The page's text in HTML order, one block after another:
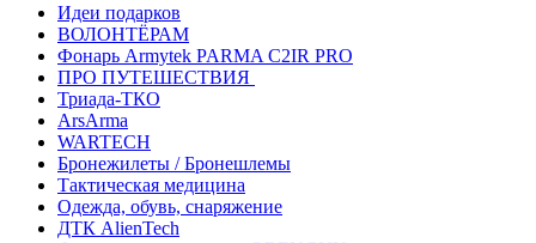
Идеи подарков
ВОЛОНТЁРАМ
Фонарь Armytek PARMA C2IR PRO
ПРО ПУТЕШЕСТВИЯ
Триада-ТКО
ArsArma
WARTECH
Бронежилеты / Бронешлемы
Тактическая медицина
Одежда, обувь, снаряжение
ДТК AlienTech